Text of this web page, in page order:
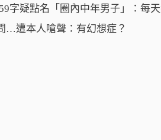
字疑點名「圈內中年男子」：
…遭本人嗆聲：有幻想症？